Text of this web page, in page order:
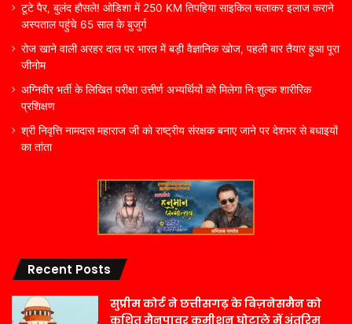
टूटे पैर, बुलंद हौसले! ओडिशा में 250 KM तिपहिया साइकिल चलाकर इलाज कराने
अस्पताल पहुंचे 65 साल के बुजुर्ग
रोज खाने वाली अरहर दाल पर भारत में बड़ी वैज्ञानिक खोज, पहली बार तैयार हुआ पूरा
जीनोम
अग्निवीर भर्ती के लिखित परीक्षा उत्तीर्ण अभ्यर्थियों को मिलेगा निःशुल्क शारीरिक
प्रशिक्षण
श्री निवृत्ति नामदास महाराज जी को राष्ट्रीय संरक्षक बनाए जाने पर देशभर से बधाइयों
का तांता
Recent Posts
सुप्रीम कोर्ट ने छत्तीसगढ़ के बिज़नेसमैन को
कथित मैनपावर कमीशन घोटाले में अंतरिम